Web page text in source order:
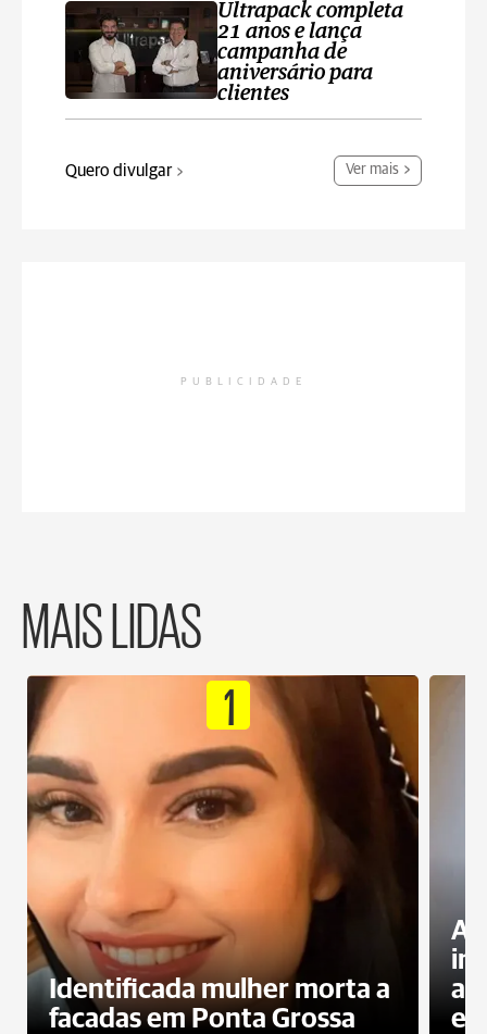
Ultrapack completa
21 anos e lança
campanha de
aniversário para
clientes
Quero divulgar Ver mais
PUBLICIDADE
MAIS LIDAS
1
Identificada mulher morta a
facadas em Ponta Grossa